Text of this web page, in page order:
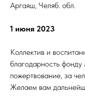
Аргаяш, Челяб. обл.
1 июня 2023
Коллектив и
благодарность
пожертвование, за
Желаем вам